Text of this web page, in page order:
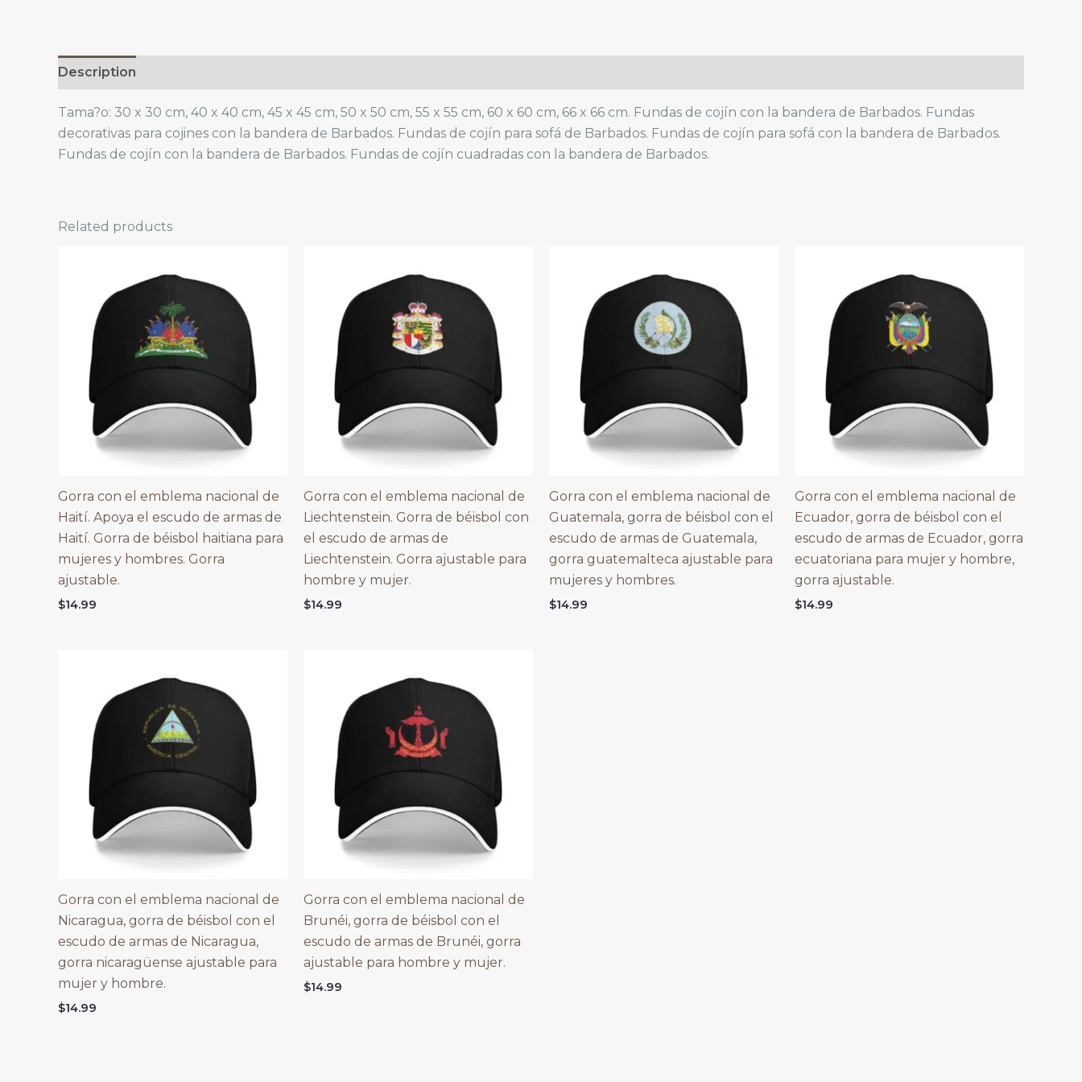
Description
Tama?o: 30 x 30 cm, 40 x 40 cm, 45 x 45 cm, 50 x 50 cm, 55 x 55 cm, 60 x 60 cm, 66 x 66 cm. Fundas de cojín con la bandera de Barbados. Fundas
decorativas para cojines con la bandera de Barbados. Fundas de cojín para sofá de Barbados. Fundas de cojín para sofá con la bandera de Barbados.
Fundas de cojín con la bandera de Barbados. Fundas de cojín cuadradas con la bandera de Barbados.
Related products
Gorra con el emblema nacional de
Haití. Apoya el escudo de armas de
Haití. Gorra de béisbol haitiana para
mujeres y hombres. Gorra
ajustable.
$14.99
Gorra con el emblema nacional de
Liechtenstein. Gorra de béisbol con
el escudo de armas de
Liechtenstein. Gorra ajustable para
hombre y mujer.
$14.99
Gorra con el emblema nacional de
Guatemala, gorra de béisbol con el
escudo de armas de Guatemala,
gorra guatemalteca ajustable para
mujeres y hombres.
$14.99
Gorra con el emblema nacional de
Ecuador, gorra de béisbol con el
escudo de armas de Ecuador, gorra
ecuatoriana para mujer y hombre,
gorra ajustable.
$14.99
Gorra con el emblema nacional de
Nicaragua, gorra de béisbol con el
escudo de armas de Nicaragua,
gorra nicaragüense ajustable para
mujer y hombre.
$14.99
Gorra con el emblema nacional de
Brunéi, gorra de béisbol con el
escudo de armas de Brunéi, gorra
ajustable para hombre y mujer.
$14.99